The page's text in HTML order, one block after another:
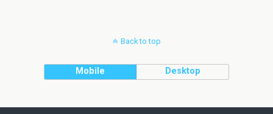
Back to top
Mobile Desktop